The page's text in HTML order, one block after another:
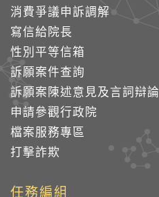
消費爭議申訴調解
寫信給院長
性別平等信箱
訴願案件查詢
訴願案陳述意見及言詞辯論
申請參觀行政院
檔案服務專區
打擊詐欺
任務編組